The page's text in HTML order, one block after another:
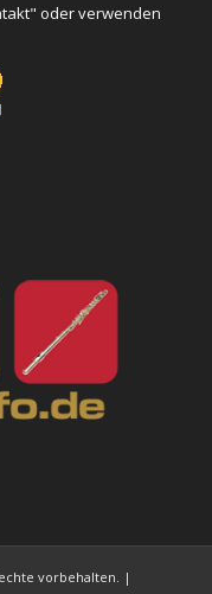
oder verwenden
vorbehalten. |